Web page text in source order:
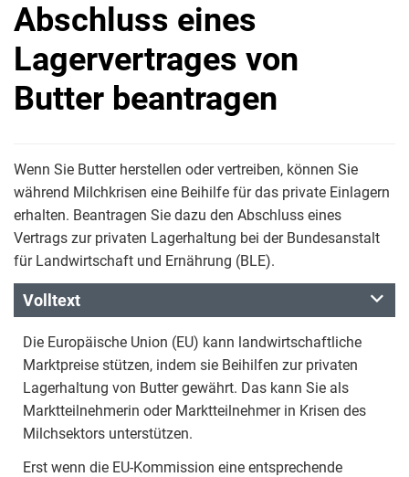
Abschluss eines
Lagervertrages von
Butter beantragen
Wenn Sie Butter herstellen oder vertreiben, können Sie
während Milchkrisen eine Beihilfe für das private Einlagern
erhalten. Beantragen Sie dazu den Abschluss eines
Vertrags zur privaten Lagerhaltung bei der Bundesanstalt
für Landwirtschaft und Ernährung (BLE).
Volltext
Die Europäische Union (EU) kann landwirtschaftliche
Marktpreise stützen, indem sie Beihilfen zur privaten
Lagerhaltung von Butter gewährt. Das kann Sie als
Marktteilnehmerin oder Marktteilnehmer in Krisen des
Milchsektors unterstützen.
Erst wenn die EU-Kommission eine entsprechende